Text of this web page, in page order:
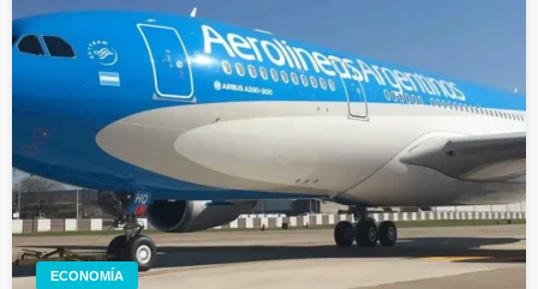
ECONOMÍA